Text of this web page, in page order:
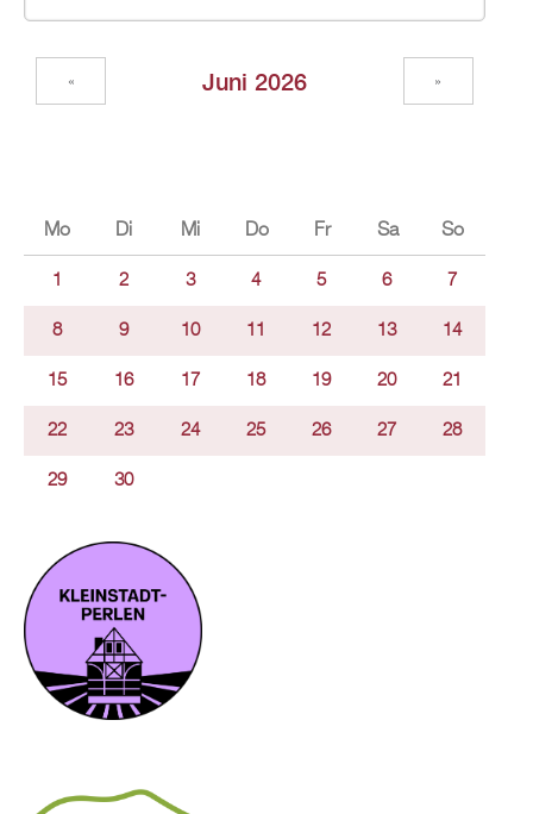
Juni 2026
« »
Mo Di Mi Do Fr Sa So
1 2 3 4 5 6 7
8 9 10 11 12 13 14
15 16 17 18 19 20 21
22 23 24 25 26 27 28
29 30